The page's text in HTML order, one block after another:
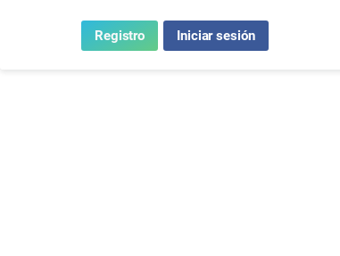
Registro Iniciar sesión